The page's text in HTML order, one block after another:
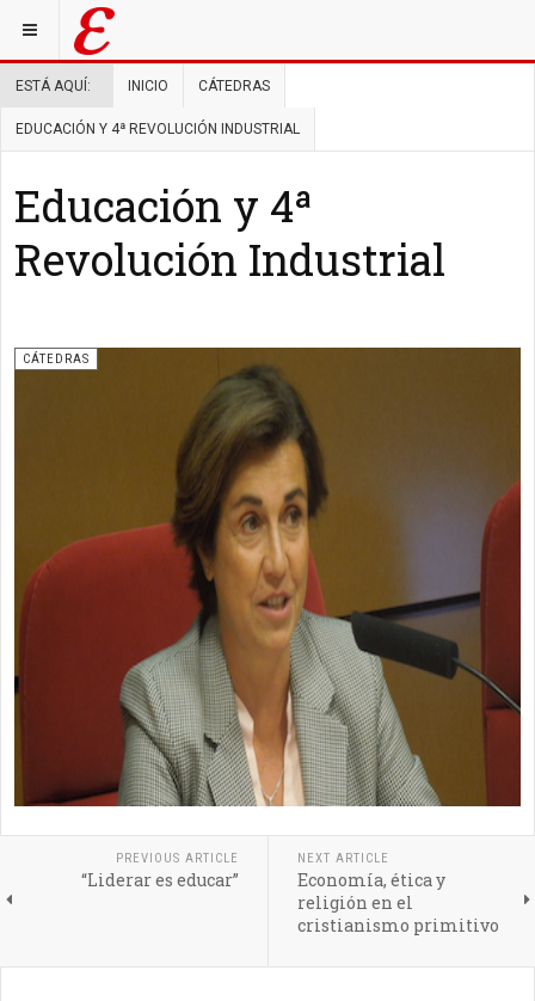
ESTÁ AQUÍ: INICIO CÁTEDRAS
EDUCACIÓN Y 4ª REVOLUCIÓN INDUSTRIAL
Educación y 4ª
Revolución Industrial
CÁTEDRAS
PREVIOUS ARTICLE
“Liderar es educar”
NEXT ARTICLE
Economía, ética y
religión en el
cristianismo primitivo